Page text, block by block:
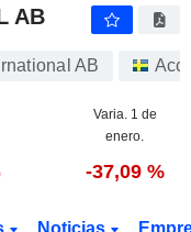
AB
AB
Varia. 1 de
enero.
-37,09 %
Noticias